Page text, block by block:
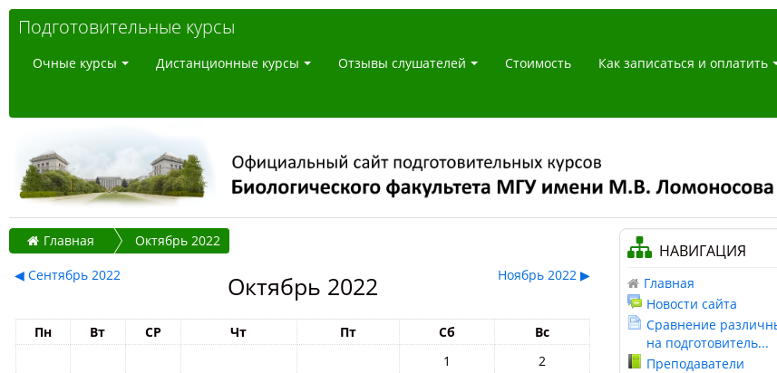
Подготовительные курсы
Очные курсы Дистанционные курсы Отзывы слушателей Стоимость Как записаться и оплатить
Главная
Октябрь 2022
◀ Сентябрь 2022 Октябрь 2022 Ноябрь 2022 ▶
Пн Вт СР Чт Пт Сб
Вс
1
2
НАВИГАЦИЯ
Главная
Новости сайта
Сравнение
на подготовитель...
Преподаватели